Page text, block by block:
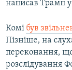
написав Трамп
Комі був
Пізніше, на
переконання,
розслідування